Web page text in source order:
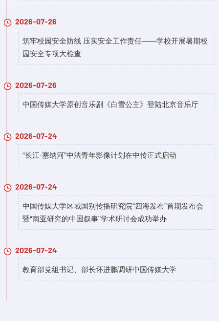
2026-07-26
筑牢校园安全防线 压实安全工作责任——学校开展暑期校
园安全专项大检查
2026-07-26
中国传媒大学原创音乐剧《白雪公主》登陆北京音乐厅
2026-07-24
“长江·塞纳河”中法青年影像计划在中传正式启动
2026-07-24
中国传媒大学区域国别传播研究院“四海发布”首期发布会
暨“南亚研究的中国叙事”学术研讨会成功举办
2026-07-24
教育部党组书记、部长怀进鹏调研中国传媒大学